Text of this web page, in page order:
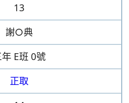
13
謝○典
E班 0號
正取